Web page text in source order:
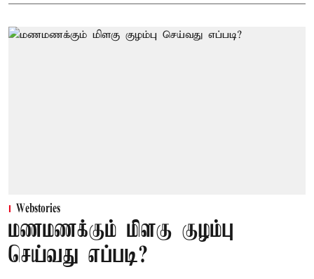
Webstories
மணமணக்கும் மிளகு குழம்பு
செய்வது எப்படி?